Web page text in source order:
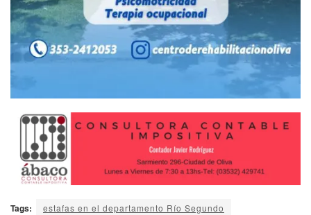
Tags:
estafas en el departamento Río Segundo